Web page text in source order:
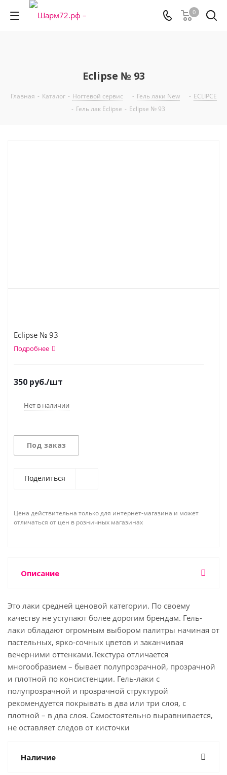
0
Eclipse № 93
Главная - Каталог - Ногтевой сервис - Гель лаки New - ECLIPCE
- Гель лак Eclipse - Eclipse № 93
Eclipse № 93
Подробнее
350 руб./шт
Нет в наличии
Под заказ
Поделиться
Цена действительна только для интернет-магазина и может
отличаться от цен в розничных магазинах
Описание
Это лаки средней ценовой категории. По своему
качеству не уступают более дорогим брендам. Гель-
лаки обладают огромным выбором палитры начиная от
пастельных, ярко-сочных цветов и заканчивая
вечерними оттенками.Текстура отличается
многообразием – бывает полупрозрачной, прозрачной
и плотной по консистенции. Гель-лаки с
полупрозрачной и прозрачной структурой
рекомендуется покрывать в два или три слоя, с
плотной – в два слоя. Самостоятельно выравнивается,
не оставляет следов от кисточки
Наличие